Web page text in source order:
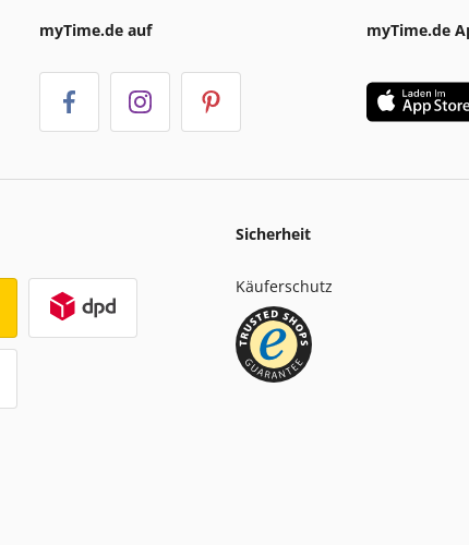
myTime.de auf myTime.de
Sicherheit
Käuferschutz